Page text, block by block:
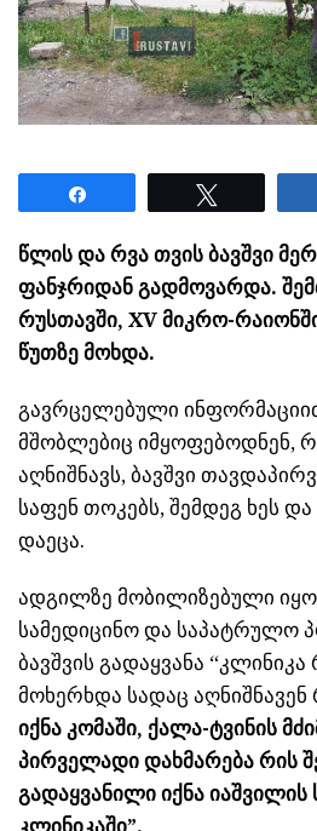
წლის და რვა თვის ბავშვი
ფანჯრიდან გადმოვარდა.
რუსთავში, XV მიკრო-
წუთზე მოხდა.
გავრცელებული
მშობლებიც იმყოფებოდნენ,
აღნიშნავს, ბავშვი
საფენ თოკებს, შემდეგ ხეს
დაეცა.
ადგილზე მობილიზებული
სამედიცინო და საპატრულო
ბავშვის გადაყვანა “კლინიკა
მოხერხდა სადაც აღნიშნავენ
იქნა კომაში, ქალა-ტვინის
პირველადი დახმარება რის
გადაყვანილი იქნა იაშვილის